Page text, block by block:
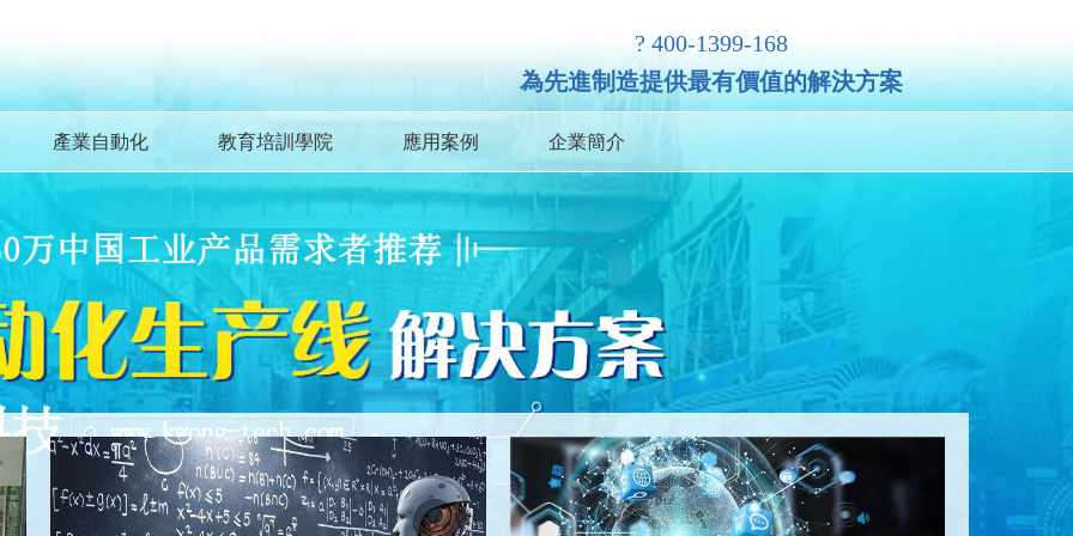
? 400-1399-168
為先進制造提供最有價值的解決方案
產業自動化 教育培訓學院 應用案例 企業簡介